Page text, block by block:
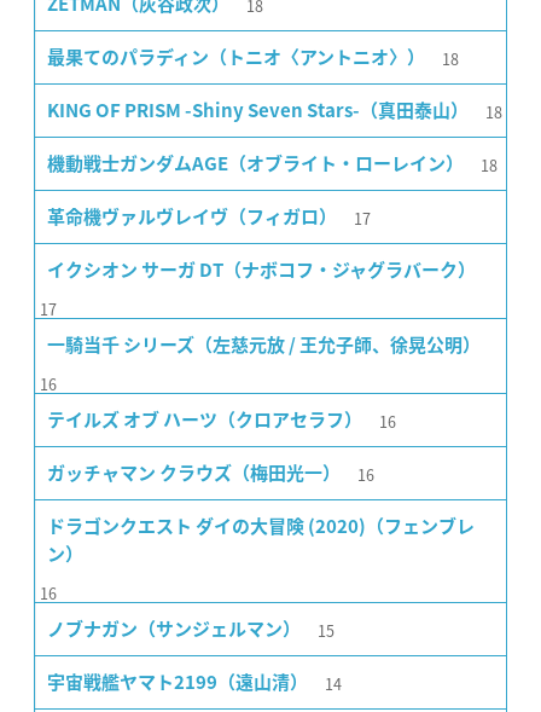
ZETMAN（灰谷政次） 18
最果てのパラディン（トニオ〈アントニオ〉） 18
KING OF PRISM -Shiny Seven Stars-（真田泰山） 18
機動戦士ガンダムAGE（オブライト・ローレイン） 18
革命機ヴァルヴレイヴ（フィガロ） 17
イクシオン サーガ DT（ナボコフ・ジャグラバーク）
17
一騎当千 シリーズ（左慈元放 / 王允子師、徐晃公明）
16
テイルズ オブ ハーツ（クロアセラフ） 16
ガッチャマン クラウズ（梅田光一） 16
ドラゴンクエスト ダイの大冒険 (2020)（フェンブレ
ン）
16
ノブナガン（サンジェルマン） 15
宇宙戦艦ヤマト2199（遠山清） 14